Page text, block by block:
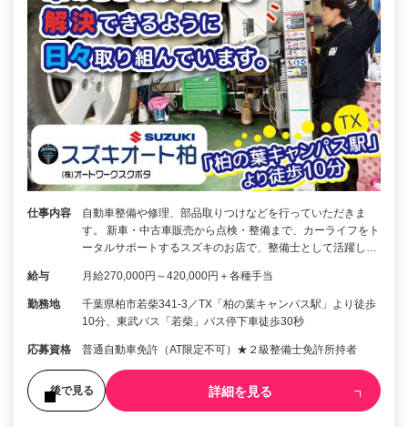
仕事内容
自動車整備や修理、部品取りつけなどを行っていただきま
す。 新車・中古車販売から点検・整備まで、カーライフをト
ータルサポートするスズキのお店で、整備士として活躍し…
給与 月給270,000円～420,000円＋各種手当
勤務地
千葉県柏市若柴341-3／TX「柏の葉キャンパス駅」より徒歩
10分、東武バス「若柴」バス停下車徒歩30秒
応募資格 普通自動車免許（AT限定不可）★２級整備士免許所持者
後で見る 詳細を見る